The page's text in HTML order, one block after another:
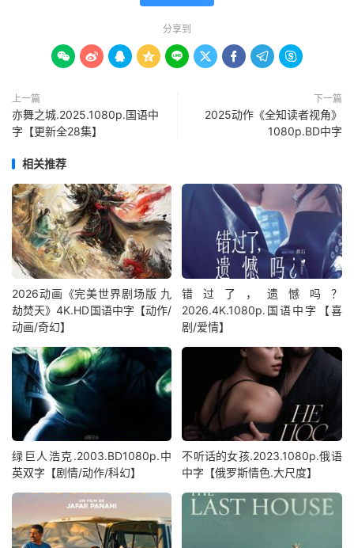
分享到
        
上一篇
亦舞之城.2025.1080p.国语中
字【更新全28集】
下一篇
2025动作《全知读者视角》
1080p.BD中字
相关推荐
2026动画《完美世界剧场版 九
劫焚天》4K.HD国语中字【动作/
动画/奇幻】
错过了，遗憾吗？
2026.4K.1080p.国语中字【喜
剧/爱情】
绿巨人浩克.2003.BD1080p.中
英双字【剧情/动作/科幻】
不听话的女孩.2023.1080p.俄语
中字【俄罗斯情色.大尺度】